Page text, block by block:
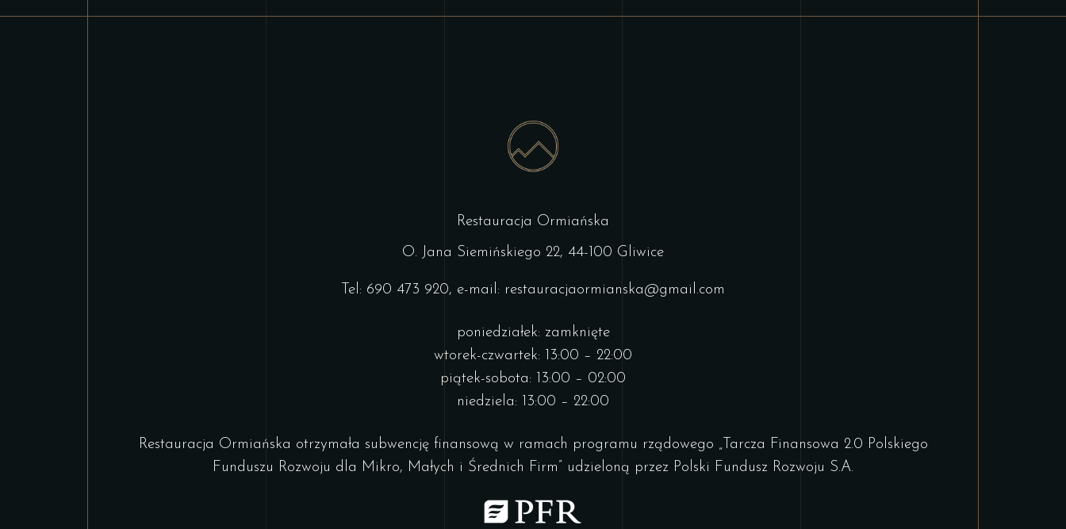
Restauracja Ormiańska
O. Jana Siemińskiego 22, 44-100 Gliwice
Tel: 690 473 920, e-mail: restauracjaormianska@gmail.com
poniedziałek: zamknięte
wtorek-czwartek: 13:00 – 22:00
piątek-sobota: 13:00 – 02:00
niedziela: 13:00 – 22:00
Restauracja Ormiańska otrzymała subwencję finansową w ramach programu rządowego „Tarcza Finansowa 2.0 Polskiego
Funduszu Rozwoju dla Mikro, Małych i Średnich Firm” udzieloną przez Polski Fundusz Rozwoju S.A.